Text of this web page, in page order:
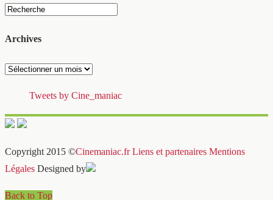
Archives
Archives
Tweets by Cine_maniac
Copyright 2015 ©Cinemaniac.fr Liens et partenaires Mentions
Légales Designed by
Back to Top